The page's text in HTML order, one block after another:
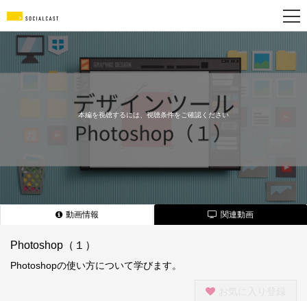
本編を視聴するには、視聴条件をご確認ください
動画情報 関連動画
Photoshop（１）
Photoshopの使い方について学びます。